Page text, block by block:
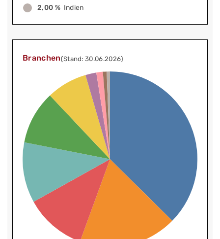
2,00 % Indien
Branchen(Stand: 30.06.2026)